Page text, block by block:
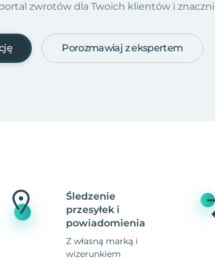
zwrotów dla Twoich klientów i
Porozmawiaj z ekspertem
Śledzenie
przesyłek i
powiadomienia
Z własną marką i
wizerunkiem